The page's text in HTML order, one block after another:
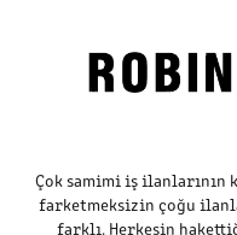
Çok samimi iş ilanlarının
farketmeksizin çoğu
farklı. Herkesin